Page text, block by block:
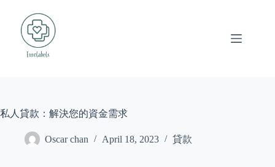
content
私人貸款：解決您的資金需求
Oscar chan April 18, 2023 貸款